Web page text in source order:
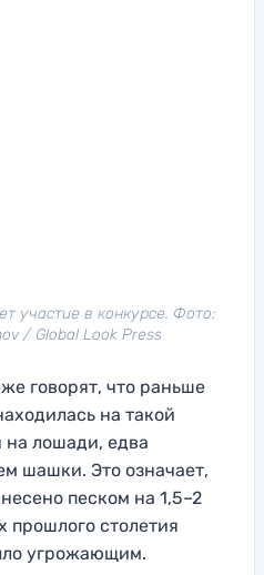
участие в конкурсе. Фото:
/ Global Look Press
говорят, что раньше
на такой
на лошади, едва
шашки. Это означает,
песком на 1,5–2
прошлого столетия
угрожающим.